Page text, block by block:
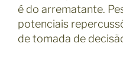
é do arrematante.
potenciais
de tomada de